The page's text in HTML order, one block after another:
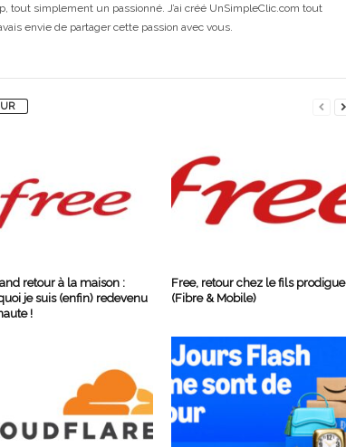
tout simplement un passionné. J’ai créé UnSimpleClic.com tout
envie de partager cette passion avec vous.
retour à la maison :
je suis (enfin) redevenu
!
Free, retour chez le fils prodigue
(Fibre & Mobile)